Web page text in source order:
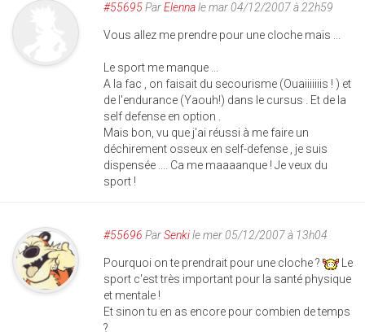
#55695ParElennale mar 04/12/2007 à 22h59
Vous allez me prendre pour une cloche mais ...
Le sport me manque ...
A la fac , on faisait du secourisme (Ouaiiiiiiis ! ) et
de l'endurance (Yaouh!) dans le cursus . Et de la
self defense en option .
Mais bon, vu que j'ai réussi à me faire un
déchirement osseux en self-defense , je suis
dispensée .... Ca me maaaanque ! Je veux du
sport !
#55696 ParSenkile mer 05/12/2007 à 13h04
Pourquoi on te prendrait pour une cloche ?
Le
sport c'est très important pour la santé physique
et mentale !
Et sinon tu en as encore pour combien de temps
?